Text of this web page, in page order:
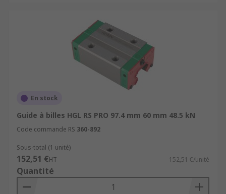
En stock
Guide à billes HGL RS PRO 97.4 mm 60 mm 48.5 kN
Code commande RS 360-892
Sous-total (1 unité)
152,51 €HT 152,51 €/unité
Quantité